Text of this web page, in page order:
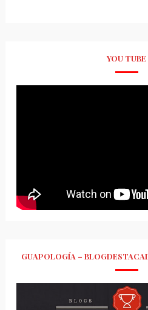
YOU TUBE
GUAPOLOGÍA –